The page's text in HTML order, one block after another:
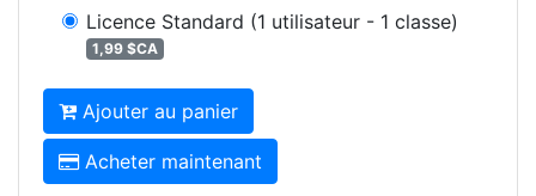
Licence Standard (1 utilisateur - 1 classe)
1,99 $CA
Ajouter au panier
Acheter maintenant